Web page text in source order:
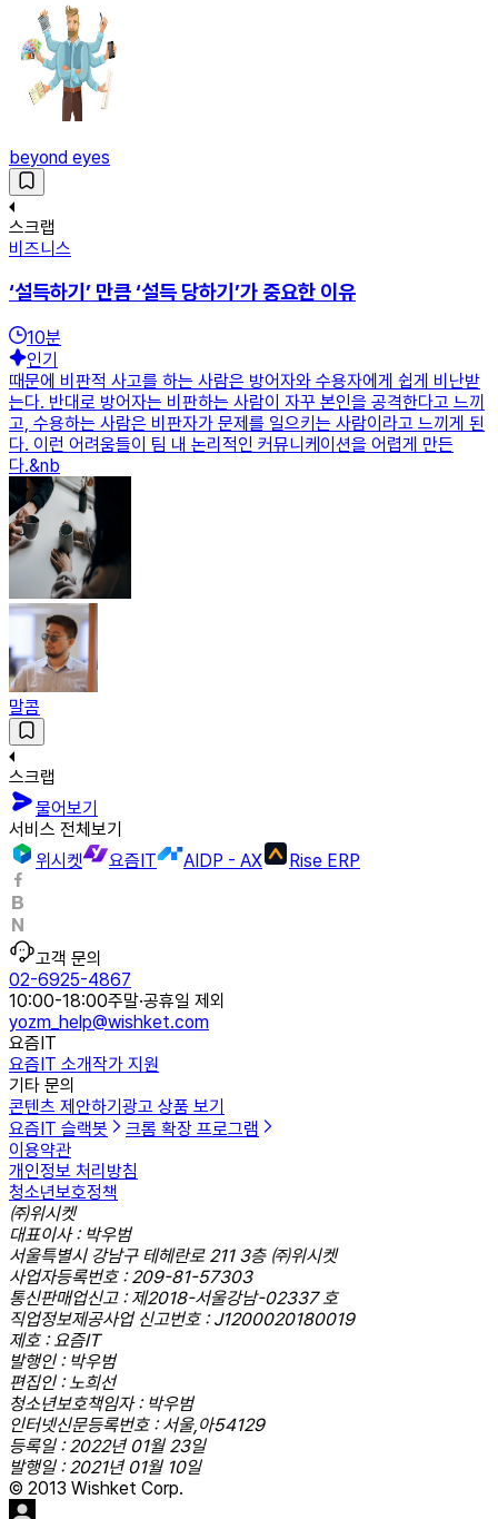
beyond eyes
스크랩
비즈니스
‘설득하기’ 만큼 ‘설득 당하기’가 중요한 이유
10분
인기
때문에 비판적 사고를 하는 사람은 방어자와 수용자에게 쉽게 비난받
는다. 반대로 방어자는 비판하는 사람이 자꾸 본인을 공격한다고 느끼
고, 수용하는 사람은 비판자가 문제를 일으키는 사람이라고 느끼게 된
다. 이런 어려움들이 팀 내 논리적인 커뮤니케이션을 어렵게 만든
다.&nb
말콤
스크랩
물어보기
서비스 전체보기
위시켓
요즘IT AIDP - AX Rise ERP
고객 문의
02-6925-4867
10:00-18:00주말·공휴일 제외
yozm_help@wishket.com
요즘IT
요즘IT 소개작가 지원
기타 문의
콘텐츠 제안하기 광고 상품 보기
요즘IT 슬랙봇
크롬 확장 프로그램
이용약관
개인정보 처리방침
청소년보호정책
㈜위시켓
대표이사 : 박우범
서울특별시 강남구 테헤란로 211 3층 ㈜위시켓
사업자등록번호 : 209-81-57303
통신판매업신고 : 제2018-서울강남-02337 호
직업정보제공사업 신고번호 : J1200020180019
제호 : 요즘IT
발행인 : 박우범
편집인 : 노희선
청소년보호책임자 : 박우범
인터넷신문등록번호 : 서울,아54129
등록일 : 2022년 01월 23일
발행일 : 2021년 01월 10일
© 2013 Wishket Corp.